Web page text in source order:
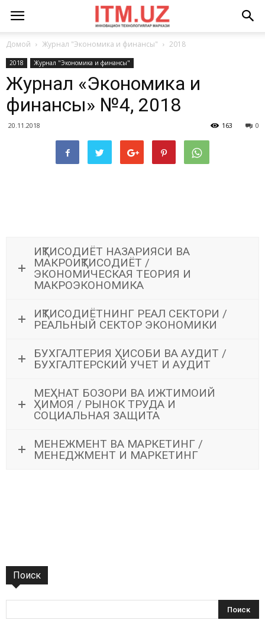
Домой Журнал "Экономика и финансы" 2018
2018 Журнал "Экономика и финансы"
Журнал «Экономика и
финансы» №4, 2018
20.11.2018 0
163
ИҚТИСОДИЁТ НАЗАРИЯСИ ВА
МАКРОИҚТИСОДИЁТ /
ЭКОНОМИЧЕСКАЯ ТЕОРИЯ И
МАКРОЭКОНОМИКА
ИҚТИСОДИЁТНИНГ РЕАЛ СЕКТОРИ /
РЕАЛЬНЫЙ СЕКТОР ЭКОНОМИКИ
БУХГАЛТЕРИЯ ҲИСОБИ ВА АУДИТ /
БУХГАЛТЕРСКИЙ УЧЕТ И АУДИТ
МЕҲНАТ БОЗОРИ ВА ИЖТИМОИЙ
ҲИМОЯ / РЫНОК ТРУДА И
СОЦИАЛЬНАЯ ЗАЩИТА
МЕНЕЖМЕНТ ВА МАРКЕТИНГ /
МЕНЕДЖМЕНТ И МАРКЕТИНГ
Поиск